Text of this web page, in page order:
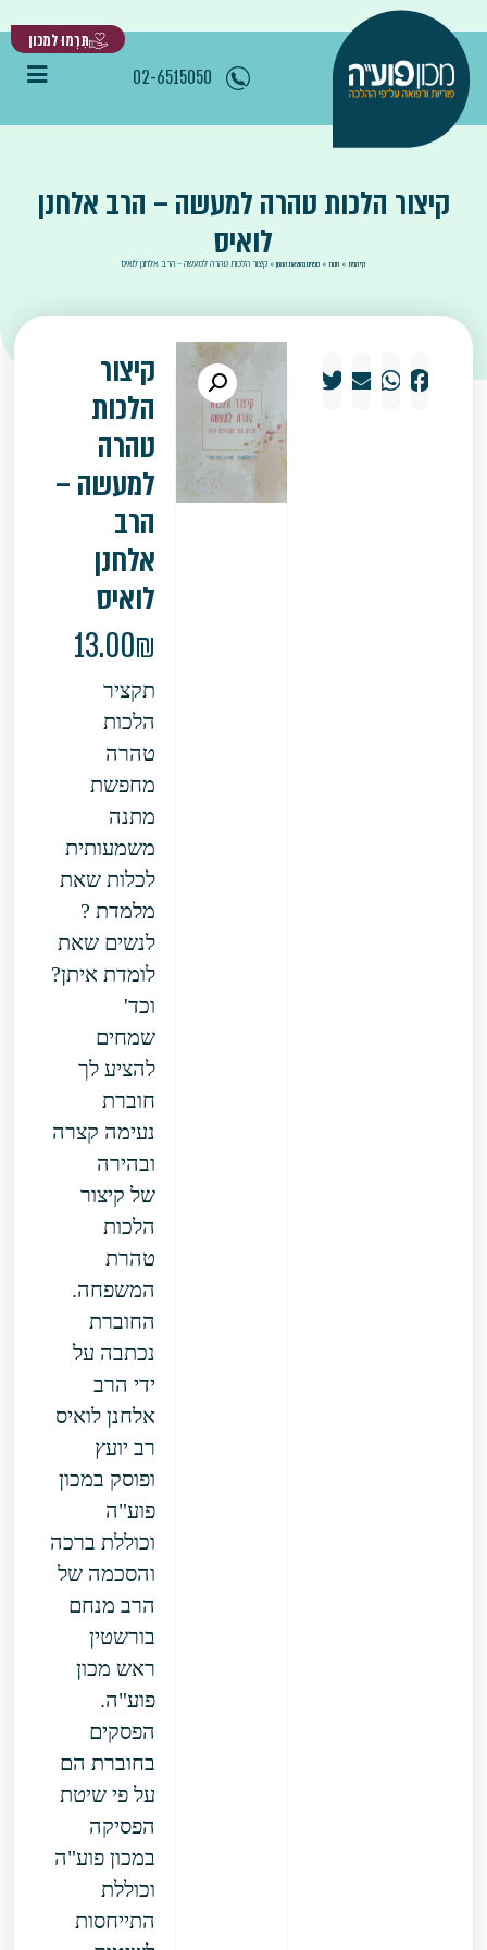
תִּרְמוּ למכון
02-6515050
קיצור הלכות טהרה למעשה – הרב אלחנן
לואיס
חנות» ספרים בהוצאת המכון»קיצור הלכות טהרה למעשה – הרב אלחנן לואיס
קיצור
הלכות
טהרה
למעשה –
הרב
אלחנן
לואיס
13.00
תקציר
הלכות
טהרה
מחפשת
מתנה
משמעותית
לכלות שאת
מלמדת ?
לנשים שאת
לומדת איתן?
וכד'
שמחים
להציע לך
חוברת
נעימה קצרה
ובהירה
של קיצור
הלכות
טהרת
המשפחה.
החוברת
נכתבה על
ידי הרב
אלחנן לואיס
רב יועץ
ופוסק במכון
פוע"ה
וכוללת ברכה
והסכמה של
הרב מנחם
בורשטין
ראש מכון
פוע"ה.
הפסקים
בחוברת הם
על פי שיטת
הפסיקה
במכון פוע"ה
וכוללת
התייחסות